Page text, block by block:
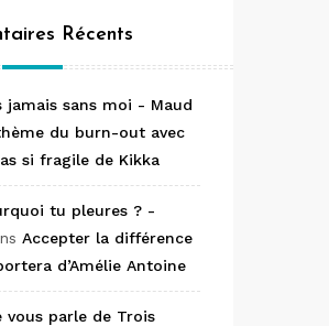
Récents
jamais sans moi - Maud
du burn-out avec
si fragile de Kikka
tu pleures ? -
Accepter la différence
d’Amélie Antoine
vous parle de Trois